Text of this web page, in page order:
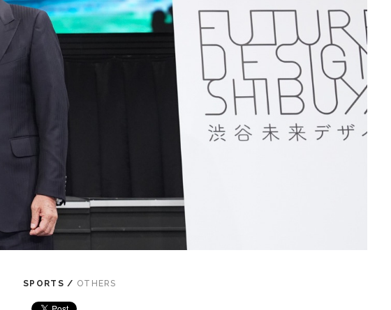
SPORTS / OTHERS